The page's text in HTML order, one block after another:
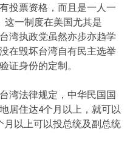
投票资格，而且是一人一
这一制度在美国尤其是
湾执政党虽然亦步亦趋学
在毁坏台湾自有民主选举
证身份的定制。
湾法律规定，中华民国国
居住达4个月以上，就可以
以上可以投总统及副总统